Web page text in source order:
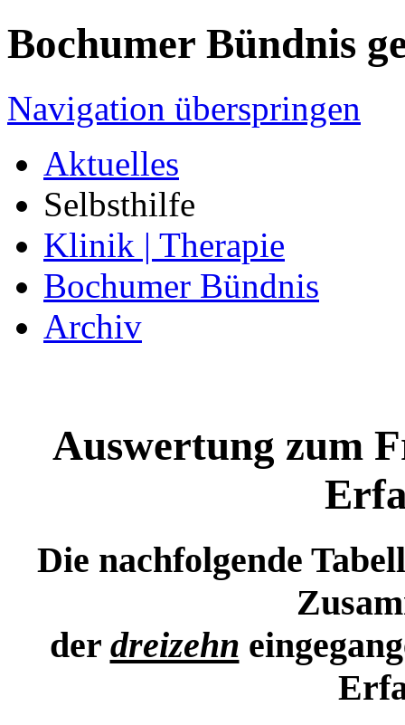
Bochumer Bündnis
Navigation überspringen
Aktuelles
Selbsthilfe
Klinik | Therapie
Bochumer Bündnis
Archiv
Auswertung zum
Die nachfolgende
der dreizehn